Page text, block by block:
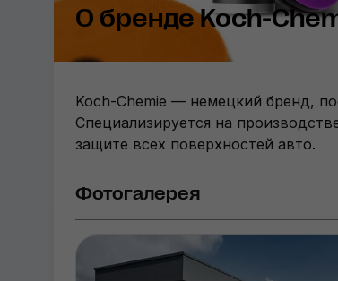
О бренде Koch-
Koch-Chemie — немецкий бренд,
Специализируется на
защите всех поверхностей авто.
Фотогалерея